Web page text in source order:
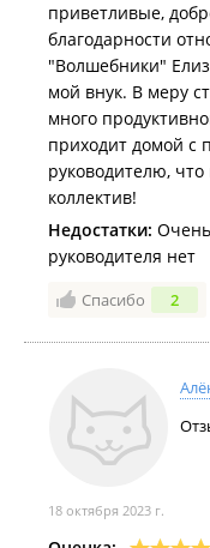
приветливые,
благодарности
"Волшебники"
мой внук. В меру
много
приходит домой с
руководителю,
коллектив!
Недостатки:
руководителя нет
Спасибо 2
18 октября 2023 г.